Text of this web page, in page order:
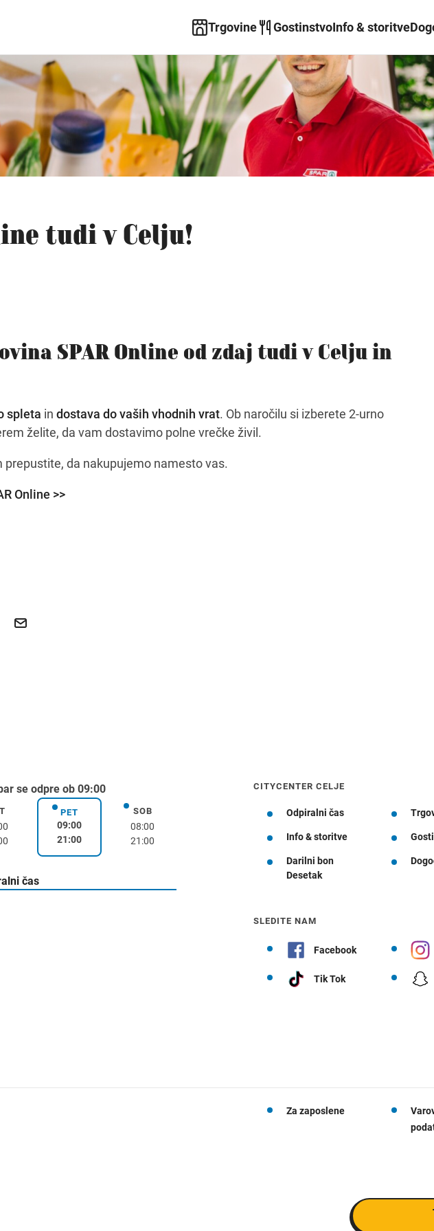
Trgovine GostinstvoInfo & storitve
Close
tudi v Celju!
SPAR Online od zdaj tudi v Celju in
spleta in dostava do vaših vhodnih vrat. Ob naročilu si izberete 2-urno
želite, da vam dostavimo polne vrečke živil.
prepustite, da nakupujemo namesto vas.
Online >>
se odpre ob 09:00
PETpetek
09:00
21:00
SOBsobota
08:00
21:00
čas
CITYCENTER CELJE
Odpiralni čas
Info & storitve
Darilni bon
Desetak
SLEDITE NAM
Facebook
Tik Tok
Za zaposlene